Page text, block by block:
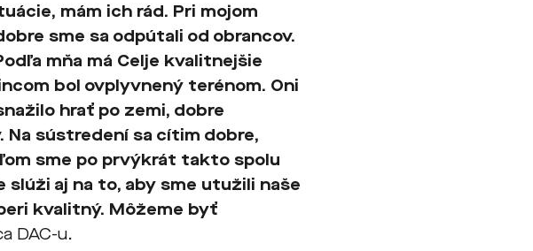
mám ich rád. Pri mojom
sme sa odpútali od obrancov.
mňa má Celje kvalitnejšie
bol ovplyvnený terénom. Oni
hrať po zemi, dobre
sústredení sa cítim dobre,
sme po prvýkrát takto spolu
aj na to, aby sme utužili naše
kvalitný. Môžeme byť
DAC-u.